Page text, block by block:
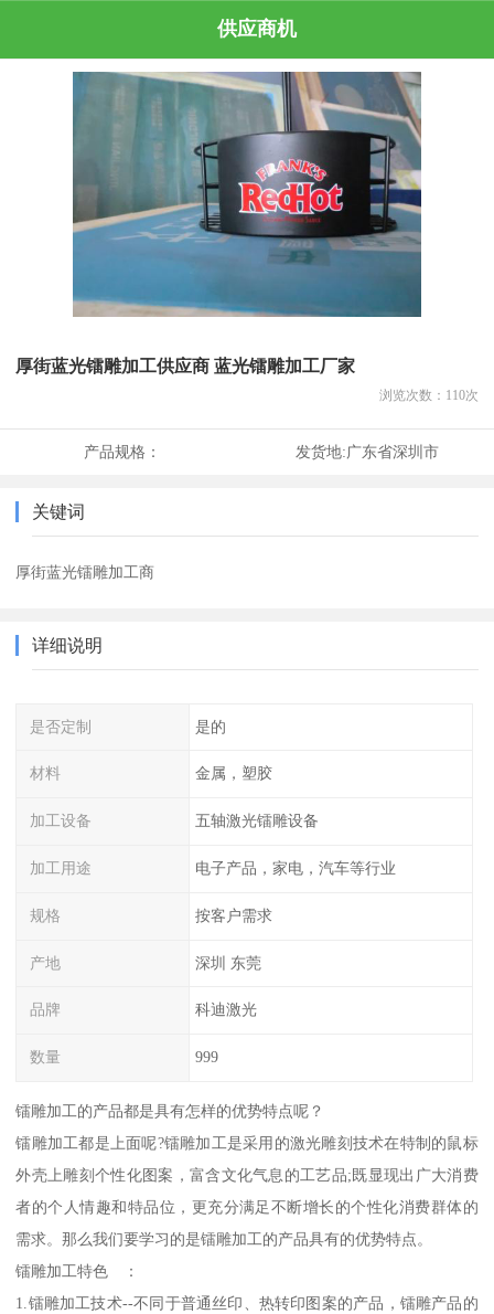
供应商机
厚街蓝光镭雕加工供应商 蓝光镭雕加工厂家
浏览次数： 110次
产品规格： 发货地:广东省深圳市
关键词
厚街蓝光镭雕加工商
详细说明
是否定制 是的
材料 金属，塑胶
加工设备 五轴激光镭雕设备
加工用途 电子产品，家电，汽车等行业
规格 按客户需求
产地 深圳 东莞
品牌 科迪激光
数量 999
镭雕加工的产品都是具有怎样的优势特点呢？
镭雕加工都是上面呢?镭雕加工是采用的激光雕刻技术在特制的鼠标
外壳上雕刻个性化图案，富含文化气息的工艺品;既显现出广大消费
者的个人情趣和特品位，更充分满足不断增长的个性化消费群体的
需求。那么我们要学习的是镭雕加工的产品具有的优势特点。
镭雕加工特色 ：
1.镭雕加工技术--不同于普通丝印、热转印图案的产品，镭雕产品的